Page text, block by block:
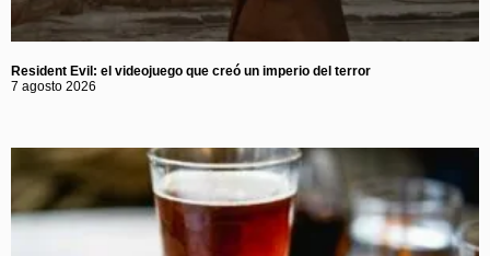
Resident Evil: el videojuego que creó un imperio del terror
7 agosto 2026